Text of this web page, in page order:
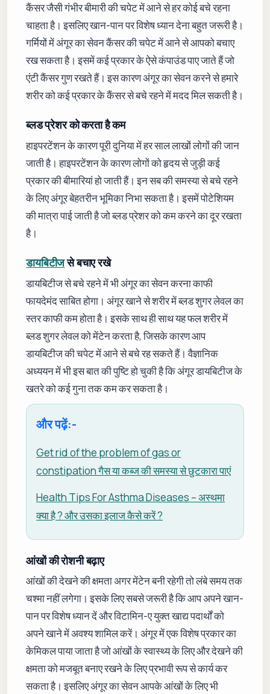
कैंसर जैसी गंभीर बीमारी की चपेट में आने से हर कोई बचे रहना
चाहता है। इसलिए खान-पान पर विशेष ध्यान देना बहुत जरूरी है।
गर्मियों में अंगूर का सेवन कैंसर की चपेट में आने से आपको बचाए
रख सकता है। इसमें कई प्रकार के ऐसे कंपाउंड पाए जाते हैं जो
एंटी कैंसर गुण रखते हैं। इस कारण अंगूर का सेवन करने से हमारे
शरीर को कई प्रकार के कैंसर से बचे रहने में मदद मिल सकती है।
ब्लड प्रेशर को करता है कम
हाइपरटेंशन के कारण पूरी दुनिया में हर साल लाखों लोगों की जान
जाती है। हाइपरटेंशन के कारण लोगों को हृदय से जुड़ी कई
प्रकार की बीमारियां हो जाती हैं। इन सब की समस्या से बचे रहने
के लिए अंगूर बेहतरीन भूमिका निभा सकता है। इसमें पोटेशियम
की मात्रा पाई जाती है जो ब्लड प्रेशर को कम करने का दूर रखता
है।
डायबिटीजसे बचाए रखे
डायबिटीज से बचे रहने में भी अंगूर का सेवन करना काफी
फायदेमंद साबित होगा। अंगूर खाने से शरीर में ब्लड शुगर लेवल का
स्तर काफी कम होता है। इसके साथ ही साथ यह फल शरीर में
ब्लड शुगर लेवल को मेंटेन करता है, जिसके कारण आप
डायबिटीज की चपेट में आने से बचे रह सकते हैं। वैज्ञानिक
अध्ययन में भी इस बात की पुष्टि हो चुकी है कि अंगूर डायबिटीज के
खतरे को कई गुना तक कम कर सकता है।
और पढ़ें:-
Get rid of the problem of gas or
constipation गैस या कब्ज की समस्या से छुटकारा पाएं
Health Tips For Asthma Diseases – अस्थमा
क्या है ? और उसका इलाज कैसे करें ?
​​आंखों की रोशनी बढ़ाए
आंखों की देखने की क्षमता अगर मेंटेन बनी रहेगी तो लंबे समय तक
चश्मा नहीं लगेगा। इसके लिए सबसे जरूरी है कि आप अपने खान-
पान पर विशेष ध्यान दें और विटामिन-ए युक्त खाद्य पदार्थों को
अपने खाने में अवश्य शामिल करें। अंगूर में एक विशेष प्रकार का
केमिकल पाया जाता है जो आंखों के स्वास्थ्य के लिए और देखने की
क्षमता को मजबूत बनाए रखने के लिए प्रभावी रूप से कार्य कर
सकता है। इसलिए अंगूर का सेवन आपके आंखों के लिए भी